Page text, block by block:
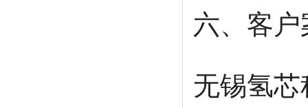
六、客
无锡氢